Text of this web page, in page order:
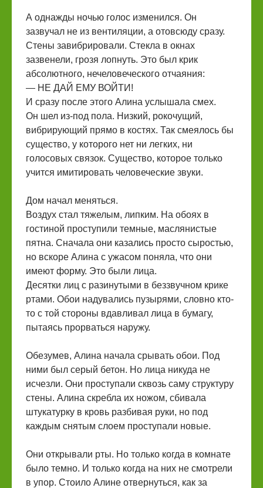
А однажды ночью голос изменился. Он
зазвучал не из вентиляции, а отовсюду сразу.
Стены завибрировали. Стекла в окнах
зазвенели, грозя лопнуть. Это был крик
абсолютного, нечеловеческого отчаяния:
— НЕ ДАЙ ЕМУ ВОЙТИ!
И сразу после этого Алина услышала смех.
Он шел из-под пола. Низкий, рокочущий,
вибрирующий прямо в костях. Так смеялось бы
существо, у которого нет ни легких, ни
голосовых связок. Существо, которое только
учится имитировать человеческие звуки.
Дом начал меняться.
Воздух стал тяжелым, липким. На обоях в
гостиной проступили темные, маслянистые
пятна. Сначала они казались просто сыростью,
но вскоре Алина с ужасом поняла, что они
имеют форму. Это были лица.
Десятки лиц с разинутыми в беззвучном крике
ртами. Обои надувались пузырями, словно кто-
то с той стороны вдавливал лица в бумагу,
пытаясь прорваться наружу.
Обезумев, Алина начала срывать обои. Под
ними был серый бетон. Но лица никуда не
исчезли. Они проступали сквозь саму структуру
стены. Алина скребла их ножом, сбивала
штукатурку в кровь разбивая руки, но под
каждым снятым слоем проступали новые.
Они открывали рты. Но только когда в комнате
было темно. И только когда на них не смотрели
в упор. Стоило Алине отвернуться, как за